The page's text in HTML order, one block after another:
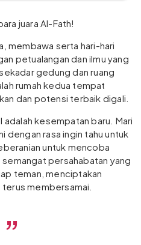
juara Al-Fath!
membawa serta hari-hari
petualangan dan ilmu yang
gedung dan ruang
rumah kedua tempat
dan potensi terbaik digali.
adalah kesempatan baru. Mari
dengan rasa ingin tahu untuk
untuk mencoba
persahabatan yang
teman, menciptakan
membersamai.